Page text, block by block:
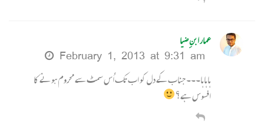
عمار ابنِ ضیا
February 1, 2013 at 9:31 am
ہاہاہا۔۔۔ جناب کے دل کو اب تک اُس سمٹ سے محروم ہونے کا
افسوس ہے؟